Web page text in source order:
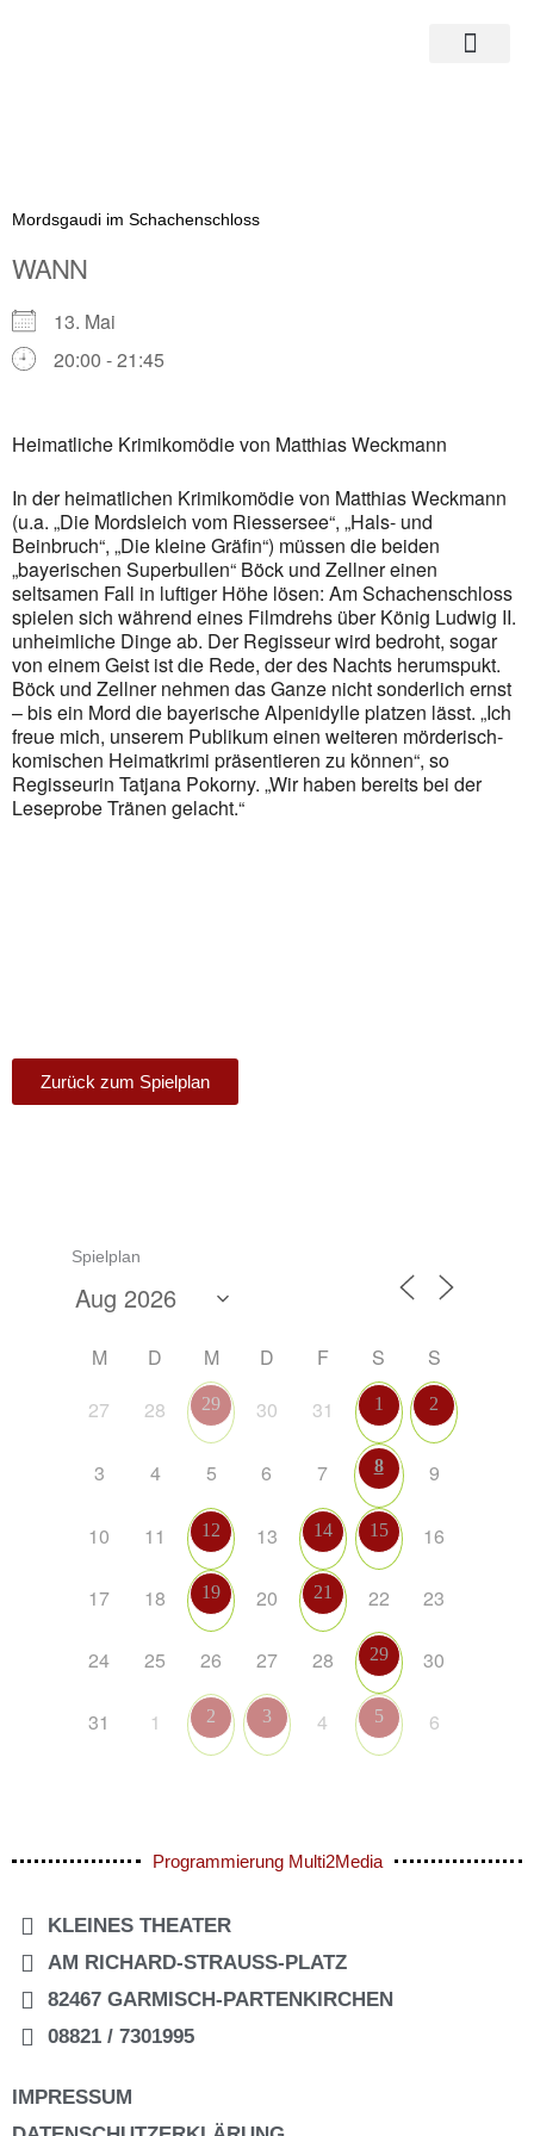
Mordsgaudi im Schachenschloss
WANN
13. Mai
20:00 - 21:45
Google Kalender
Office 365
Outlook Live
Heimatliche Krimikomödie von Matthias Weckmann
In der heimatlichen Krimikomödie von Matthias Weckmann
(u.a. „Die Mordsleich vom Riessersee“, „Hals- und
Beinbruch“, „Die kleine Gräfin“) müssen die beiden
„bayerischen Superbullen“ Böck und Zellner einen
seltsamen Fall in luftiger Höhe lösen: Am Schachenschloss
spielen sich während eines Filmdrehs über König Ludwig II.
unheimliche Dinge ab. Der Regisseur wird bedroht, sogar
von einem Geist ist die Rede, der des Nachts herumspukt.
Böck und Zellnernehmen das Ganze nicht sonderlich ernst
– bis ein Mord die bayerischeAlpenidylle platzen lässt. „Ich
freue mich, unserem Publikum einen weiteren mörderisch-
komischen Heimatkrimi präsentieren zu können“, so
Regisseurin Tatjana Pokorny. „Wir haben bereits bei der
Leseprobe Tränen gelacht.“
Zurück zum Spielplan
Spielplan
M D M D F S
S
27
28 29 30 31 1 2
3 4 5 6 7 8 9
10 11 12 13 14 15 16
17 18 19 20 21 22 23
24 25 26 27 28 29 30
31 1 2 3 4 5 6
Programmierung Multi2Media
KLEINES THEATER
AM RICHARD-STRAUSS-PLATZ
82467 GARMISCH-PARTENKIRCHEN
08821 / 7301995
IMPRESSUM